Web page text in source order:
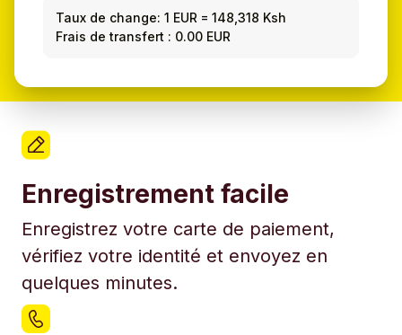
Taux de change: 1 EUR =148,318 Ksh
Frais de transfert : 0.00 EUR
Enregistrement facile
Enregistrez votre carte de paiement,
vérifiez votre identité et envoyez en
quelques minutes.